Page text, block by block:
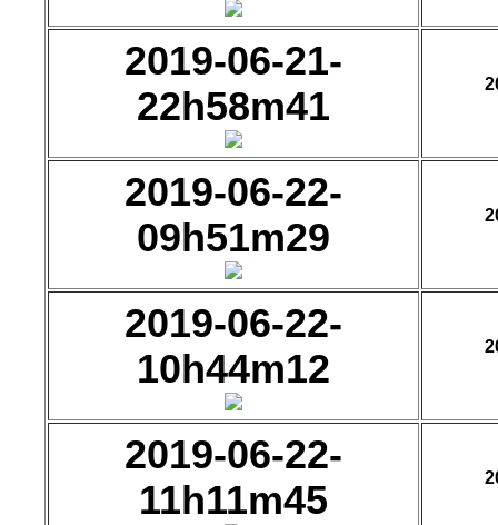
2019-06-21-
22h58m41
2019-06-22-
09h51m29
2019-06-22-
10h44m12
2019-06-22-
11h11m45